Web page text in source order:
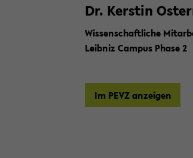
Dr. Kers­tin
Wis­sen­schaft­li­che
Leib­niz Cam­pus Phase 2
Im PEVZ an­zei­gen